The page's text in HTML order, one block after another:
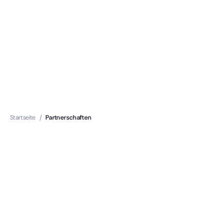
Startseite / Partnerschaften